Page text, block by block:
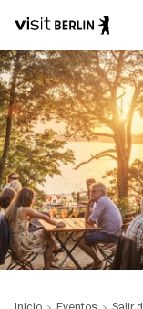
Pasar
al
contenido
principal
Portal
oficial
de
turismo
de
Berlín